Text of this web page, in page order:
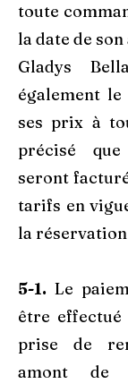
toute
la date de
Gladys
également
ses prix à
précisé
seront
tarifs en
la
5-1. Le
être
prise de
amont de